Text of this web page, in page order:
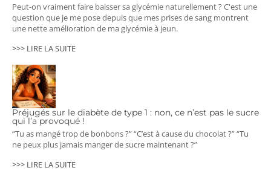
Peut-on vraiment faire baisser sa glycémie naturellement ? C'est une
question que je me pose depuis que mes prises de sang montrent
une nette amélioration de ma glycémie à jeun.
>>> LIRE LA SUITE
Préjugés sur le diabète de type 1 : non, ce n’est pas le sucre
qui l’a provoqué !
“Tu as mangé trop de bonbons ?” “C’est à cause du chocolat ?” “Tu
ne peux plus jamais manger de sucre maintenant ?”
>>> LIRE LA SUITE